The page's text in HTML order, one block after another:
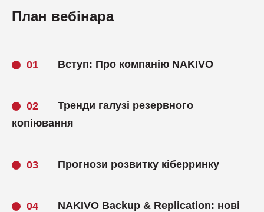
План вебінара
Вступ: Про компанію NAKIVO
Тренди галузі резервного
копіювання
Прогнози розвитку кіберринку
NAKIVO Backup & Replication: нові